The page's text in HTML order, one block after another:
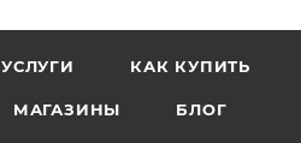
УСЛУГИ КАК КУПИТЬ
МАГАЗИНЫ БЛОГ